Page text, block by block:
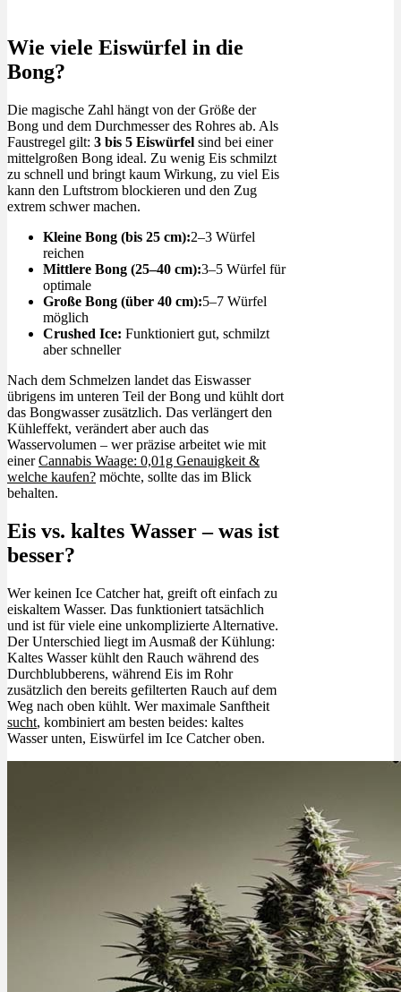
Wie viele Eiswürfel in die
Bong?
Die magische Zahl hängt von der Größe der
Bong und dem Durchmesser des Rohres ab. Als
Faustregel gilt: 3 bis 5 Eiswürfel sind bei einer
mittelgroßen Bong ideal. Zu wenig Eis schmilzt
zu schnell und bringt kaum Wirkung, zu viel Eis
kann den Luftstrom blockieren und den Zug
extrem schwer machen.
Kleine Bong (bis 25 cm):2–3 Würfel
reichen
Mittlere Bong (25–40 cm):3–5 Würfel für
optimale
Große Bong (über 40 cm):5–7 Würfel
möglich
Crushed Ice: Funktioniert gut, schmilzt
aber schneller
Nach dem Schmelzen landet das Eiswasser
übrigens im unteren Teil der Bong und kühlt dort
das Bongwasser zusätzlich. Das verlängert den
Kühleffekt, verändert aber auch das
Wasservolumen – wer präzise arbeitet wie mit
einerCannabis Waage: 0,01g Genauigkeit &
welche kaufen? möchte, sollte das im Blick
behalten.
Eis vs. kaltes Wasser – was ist
besser?
Wer keinen Ice Catcher hat, greift oft einfach zu
eiskaltem Wasser. Das funktioniert tatsächlich
und ist für viele eine unkomplizierte Alternative.
Der Unterschied liegt im Ausmaß der Kühlung:
Kaltes Wasser kühlt den Rauch während des
Durchblubberens, während Eis im Rohr
zusätzlich den bereits gefilterten Rauch auf dem
Weg nach oben kühlt. Wer maximale Sanftheit
sucht, kombiniert am besten beides: kaltes
Wasser unten, Eiswürfel im Ice Catcher oben.